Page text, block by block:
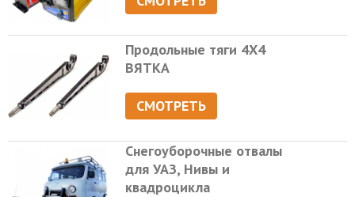
Продольные тяги 4Х4
ВЯТКА
СМОТРЕТЬ
Снегоуборочные отвалы
для УАЗ, Нивы и
квадроцикла